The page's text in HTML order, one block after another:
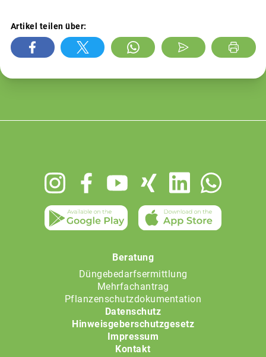
Artikel teilen über:
Beratung
Düngebedarfsermittlung
Mehrfachantrag
Pflanzenschutzdokumentation
Datenschutz
Hinweisgeberschutzgesetz
Impressum
Kontakt